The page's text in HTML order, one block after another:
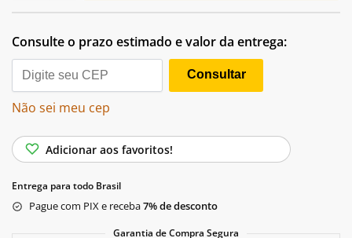
A
t
e
n
a
i
v
e
:
Consulte o prazo estimado e valor da entrega:
Consultar
Não sei meu cep
Adicionar aos favoritos!
Entrega para todo Brasil
Pague com PIX e receba7% de desconto
Garantia de Compra Segura